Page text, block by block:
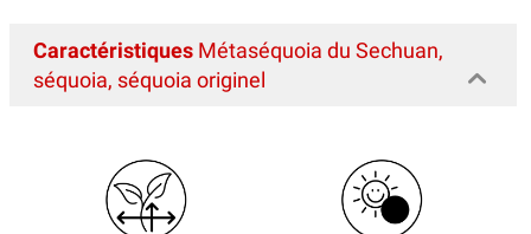
Caractéristiques Métaséquoia du Sechuan,
séquoia, séquoia originel